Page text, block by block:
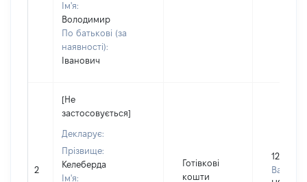
Ім'я:
Володимир
По батькові (за
наявності):
Іванович
2
[Не
застосовується]
Декларує:
Прізвище:
Келеберда
Ім'я:
Готівкові
кошти
12000
Валюта: